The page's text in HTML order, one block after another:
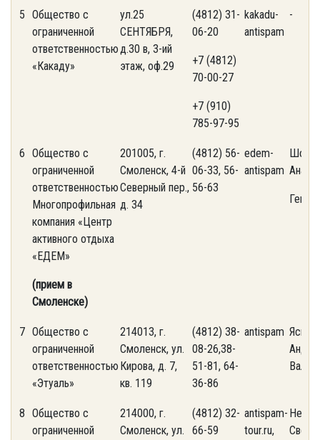
5 Общество с
ограниченной
ответственностью
«Какаду»
ул.25
СЕНТЯБРЯ,
д.30 в, 3-ий
этаж, оф.29
(4812) 31-
06-20
+7 (4812)
70-00-27
+7 (910)
785-97-95
kakadu-
antispam
-
6 Общество с
ограниченной
ответственностью
Многопрофильная
компания «Центр
активного отдыха
«ЕДЕМ»
(прием в
Смоленске)
201005, г.
Смоленск, 4-й
Северный пер.,
д. 34
(4812) 56-
06-33, 56-
56-63
edem-
antispam
7 Общество с
ограниченной
ответственностью
«Этуаль»
214013, г.
Смоленск, ул.
Кирова, д. 7,
кв. 119
(4812) 38-
08-26,38-
51-81, 64-
36-86
antispam
8 Общество с
ограниченной
214000, г.
Смоленск, ул.
(4812) 32-
66-59
antispam-
tour.ru,